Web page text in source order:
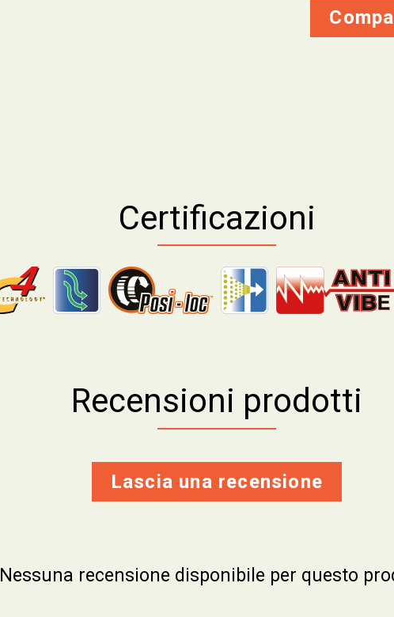
Certificazioni
Recensioni prodotti
Lascia una recensione
Nessuna recensione disponibile per questo